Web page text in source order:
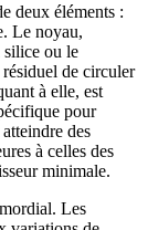
deux éléments :
Le noyau,
silice ou le
de circuler
à elle, est
pour
des
à celles des
minimale.
Les